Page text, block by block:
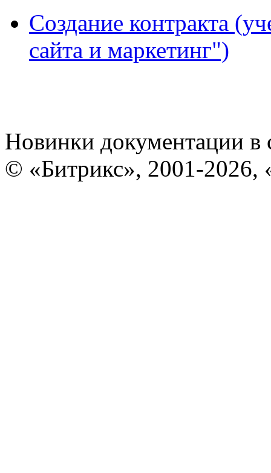
Создание контракта
сайта и маркетинг")
Новинки документации в
© «Битрикс», 2001-2026,